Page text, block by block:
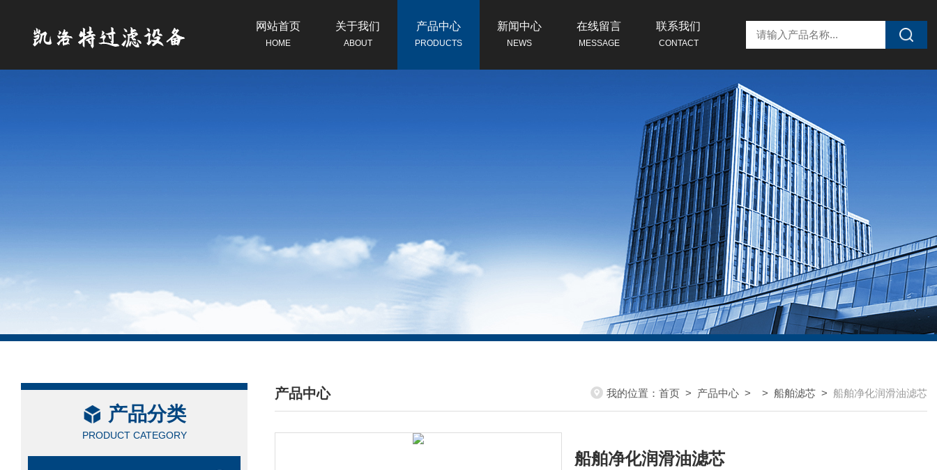
网站首页
HOME
关于我们
ABOUT
产品中心
PRODUCTS
新闻中心
NEWS
在线留言
MESSAGE
联系我们
CONTACT
产品分类
PRODUCT CATEGORY
产品中心
/ PRODUCTS CENTER
我的位置： 首页 > 产品中心 > > 船舶滤芯 > 船舶净化润滑油滤芯
船舶净化润滑油滤芯